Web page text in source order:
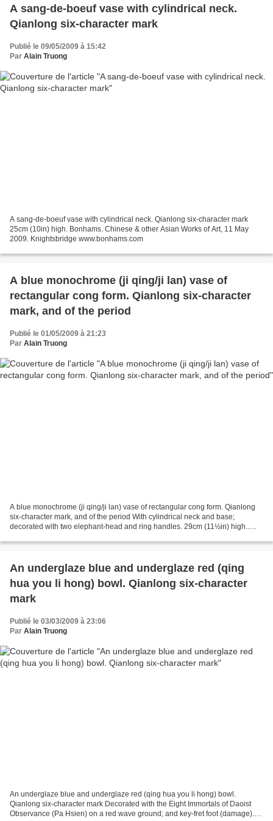
A sang-de-boeuf vase with cylindrical neck.
Qianlong six-character mark
Publié le 09/05/2009 à 15:42
Par Alain Truong
A sang-de-boeuf vase with cylindrical neck. Qianlong six-character mark
25cm (10in) high. Bonhams. Chinese & other Asian Works of Art, 11 May
2009. Knightsbridge www.bonhams.com
A blue monochrome (ji qing/ji lan) vase of
rectangular cong form. Qianlong six-character
mark, and of the period
Publié le 01/05/2009 à 21:23
Par Alain Truong
A blue monochrome (ji qing/ji lan) vase of rectangular cong form. Qianlong
six-character mark, and of the period With cylindrical neck and base;
decorated with two elephant-head and ring handles. 29cm (11½in) high..
An underglaze blue and underglaze red (qing
hua you li hong) bowl. Qianlong six-character
mark
Publié le 03/03/2009 à 23:06
Par Alain Truong
An underglaze blue and underglaze red (qing hua you li hong) bowl.
Qianlong six-character mark Decorated with the Eight Immortals of Daoist
Observance (Pa Hsien) on a red wave ground; and key-fret foot (damage).